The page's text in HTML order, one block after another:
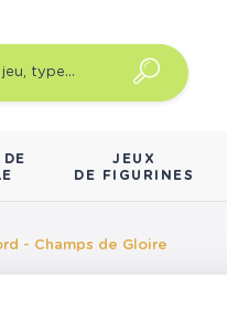
JEUX
DE FIGURINES
- Champs de Gloire